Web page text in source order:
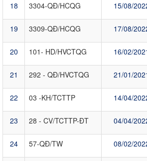
18 3304-QĐ/HCQG 15/08/
19 3309-QĐ/HCQG 17/08/
20 101- HD/HVCTQG 16/02/
21 292 - QĐ/HVCTQG 21/01/
22 03 -KH/TCTTP 14/04/
23 28 - CV/TCTTP-ĐT 04/04/
24 57-QĐ/TW 08/02/